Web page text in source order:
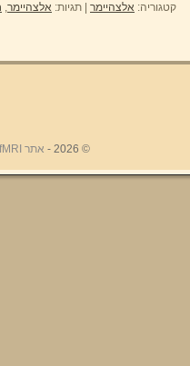
קטגוריה: אלצהיימר תגיות: אלצהיימר,
© 2026 - אתר fMRI והדימות המוחי